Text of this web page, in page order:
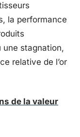
la performance
une stagnation,
relative de l’or
de la valeur